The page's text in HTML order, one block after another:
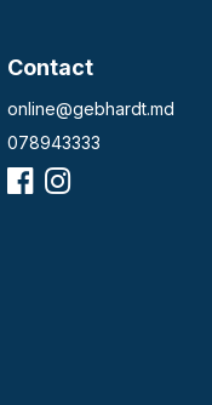
Contact
online@gebhardt.md
078943333